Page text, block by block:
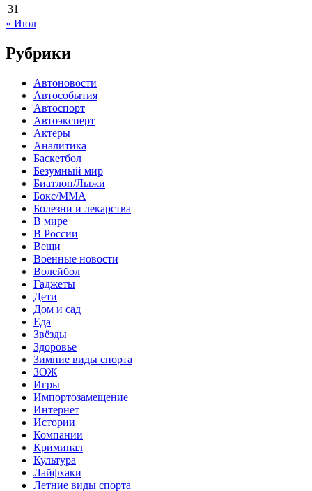
31
« Июл
Рубрики
Автоновости
Автособытия
Автоспорт
Автоэксперт
Актеры
Аналитика
Баскетбол
Безумный мир
Биатлон/Лыжи
Бокс/MMA
Болезни и лекарства
В мире
В России
Вещи
Военные новости
Волейбол
Гаджеты
Дети
Дом и сад
Еда
Звёзды
Здоровье
Зимние виды спорта
ЗОЖ
Игры
Импортозамещение
Интернет
Истории
Компании
Криминал
Культура
Лайфхаки
Летние виды спорта